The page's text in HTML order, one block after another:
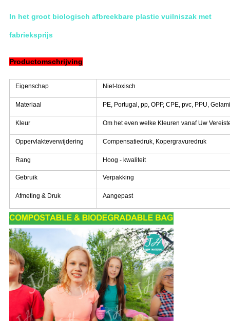
In het groot biologisch afbreekbare plastic vuilniszak met
fabrieksprijs
Productomschrijving
Eigenschap Niet-toxisch
Materiaal PE, Portugal, pp, OPP, CPE, pvc, PPU,
Kleur Om het even welke Kleuren vanaf Uw
Oppervlakteverwijdering Compensatiedruk, Kopergravuredruk
Rang Hoog - kwaliteit
Gebruik Verpakking
Afmeting & Druk Aangepast